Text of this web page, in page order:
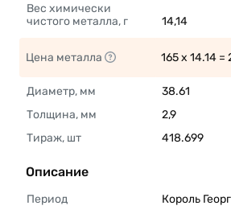
Вес химически
чистого металла, г
14,14
Цена металла 165 x 14.14 =
Диаметр, мм
38.61
Толщина, мм
2,9
Тираж, шт
418.699
Описание
Период
Король